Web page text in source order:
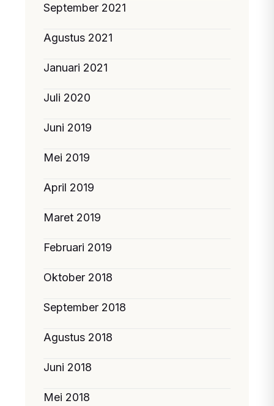
September 2021
Agustus 2021
Januari 2021
Juli 2020
Juni 2019
Mei 2019
April 2019
Maret 2019
Februari 2019
Oktober 2018
September 2018
Agustus 2018
Juni 2018
Mei 2018